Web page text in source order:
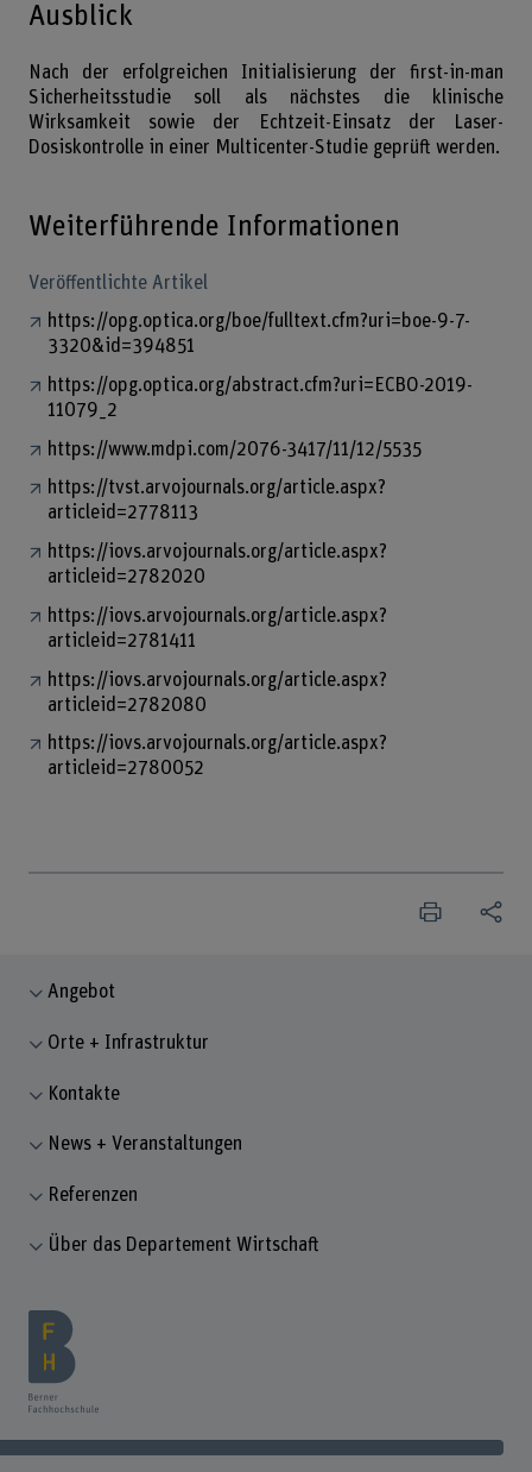
Ausblick
Nach der erfolgreichen Initialisierung der first-in-man
Sicherheitsstudie soll als nächstes die klinische
Wirksamkeit sowie der Echtzeit-Einsatz der Laser-
Dosiskontrolle in einer Multicenter-Studie geprüft werden.
Weiterführende Informationen
Veröffentlichte Artikel
https://opg.optica.org/boe/fulltext.cfm?uri=boe-9-7-
3320&id=394851
https://opg.optica.org/abstract.cfm?uri=ECBO-2019-
11079_2
https://www.mdpi.com/2076-3417/11/12/5535
https://tvst.arvojournals.org/article.aspx?
articleid=2778113
https://iovs.arvojournals.org/article.aspx?
articleid=2782020
https://iovs.arvojournals.org/article.aspx?
articleid=2781411
https://iovs.arvojournals.org/article.aspx?
articleid=2782080
https://iovs.arvojournals.org/article.aspx?
articleid=2780052
Angebot
Orte + Infrastruktur
Kontakte
News + Veranstaltungen
Referenzen
Über das Departement Wirtschaft